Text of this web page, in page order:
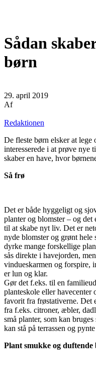
Sådan
børn
29. april 2019
Af
Redaktionen
De fleste børn elsker at
interesserede i at prøve nye
skaber en have, hvor
Så frø
Det er både hyggeligt og
planter og blomster – og
til at skabe nyt liv. Det er
nyde blomster og grønt hele
dyrke mange forskellige
sås direkte i havejorden,
vindueskarmen og forspire,
er lun og klar.
Gør det f.eks. til en
planteskole eller havecenter
favorit fra frøstativerne. Det
fra f.eks. citroner, æbler,
små planter, som kan
kan stå på terrassen og
Plant smukke og duftende